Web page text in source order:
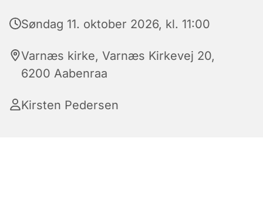
Søndag 11. oktober 2026, kl. 11:00
Varnæs kirke, Varnæs Kirkevej 20,
6200 Aabenraa
Kirsten Pedersen